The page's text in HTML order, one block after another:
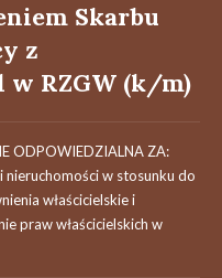
Skarbu
z
RZGW (k/m)
ODPOWIEDZIALNA ZA:
w stosunku do
właścicielskie i
praw właścicielskich w